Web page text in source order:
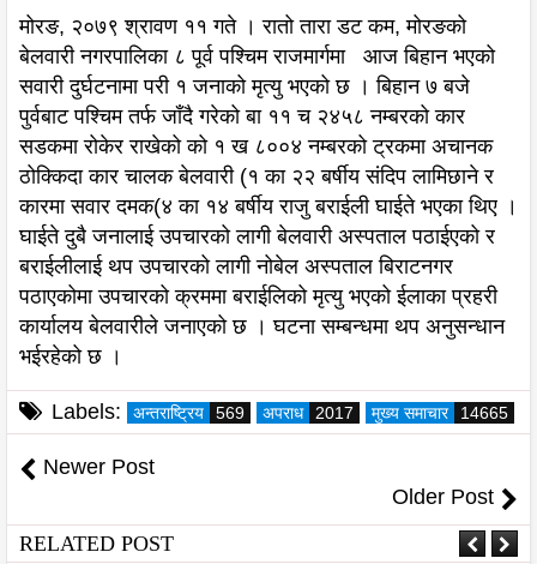
मोरङ, २०७९ श्रावण ११ गते । रातो तारा डट कम, मोरङको
बेलवारी नगरपालिका ८ पूर्व पश्चिम राजमार्गमा आज बिहान भएको
सवारी दुर्घटनामा परी १ जनाको मृत्यु भएको छ । बिहान ७ बजे
पुर्वबाट पश्चिम तर्फ जाँदै गरेको बा ११ च २४५८ नम्बरको कार
सडकमा रोकेर राखेको को १ ख ८००४ नम्बरको ट्रकमा अचानक
ठोक्किदा कार चालक बेलवारी (१ का २२ बर्षीय संदिप लामिछाने र
कारमा सवार दमक(४ का १४ बर्षीय राजु बराईली घाईते भएका थिए ।
घाईते दुबै जनालाई उपचारको लागी बेलवारी अस्पताल पठाईएको र
बराईलीलाई थप उपचारको लागी नोबेल अस्पताल बिराटनगर
पठाएकोमा उपचारको क्रममा बराईलिको मृत्यु भएको ईलाका प्रहरी
कार्यालय बेलवारीले जनाएको छ । घटना सम्बन्धमा थप अनुसन्धान
भईरहेको छ ।
Labels: अन्तराष्ट्रिय 569 अपराध 2017 मुख्य समाचार 14665
Newer Post
Older Post
RELATED POST